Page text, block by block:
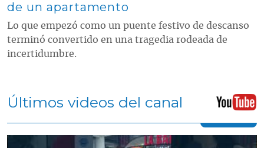
de un apartamento
Lo que empezó como un puente festivo de descanso
terminó convertido en una tragedia rodeada de
incertidumbre.
Últimos videos del canal